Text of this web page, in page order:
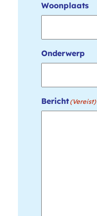
Woonplaats
Onderwerp
Bericht(Vereist)